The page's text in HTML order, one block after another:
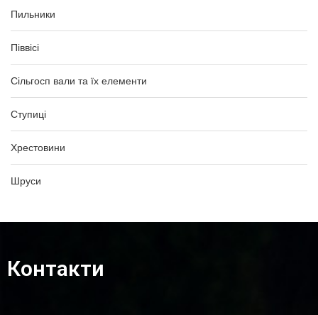
Пильники
Піввісі
Сільгосп вали та їх елементи
Ступиці
Хрестовини
Шруси
Контакти